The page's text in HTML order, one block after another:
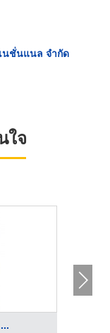
นชั่นแนล จำกัด
ใจ